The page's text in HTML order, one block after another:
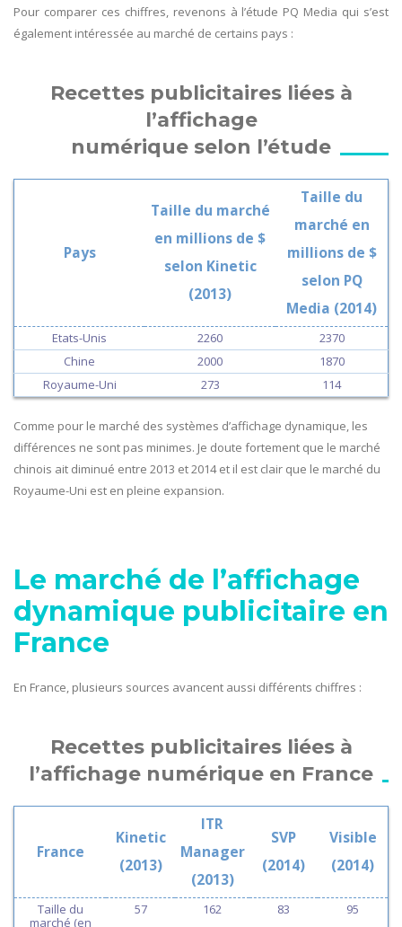
Pour comparer ces chiffres, revenons à l’étude PQ Media qui s’est
également intéressée au marché de certains pays :
Recettes publicitaires liées à
l’affichage
numérique selon l’étude
Pays
Taille du marché
en millions de $
selon Kinetic
(2013)
Taille du
marché en
millions de $
selon PQ
Media (2014)
Etats-Unis 2260
2370
Chine
2000
1870
Royaume-Uni
273 114
Comme pour le marché des systèmes d’affichage dynamique, les
différences ne sont pas minimes. Je doute fortement que le marché
chinois ait diminué entre 2013 et 2014 et il est clair que le marché du
Royaume-Uni est en pleine expansion.
Le marché de l’affichage
dynamique publicitaire en
France
En France, plusieurs sources avancent aussi différents chiffres :
Recettes publicitaires liées à
l’affichage numérique en France
France
Kinetic
(2013)
ITR
Manager
(2013)
SVP
(2014)
Visible
(2014)
Taille du
marché (en
57 162 83 95